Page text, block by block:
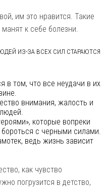
им это нравится. Такие
к себе болезни.
ИЗ-ЗА ВСЕХ СИЛ СТАРАЮТСЯ
в том, что все неудачи в их
внимания, жалость и
которые вопреки
с черными силами.
ведь жизнь зависит
как чувство
погрузится в детство,